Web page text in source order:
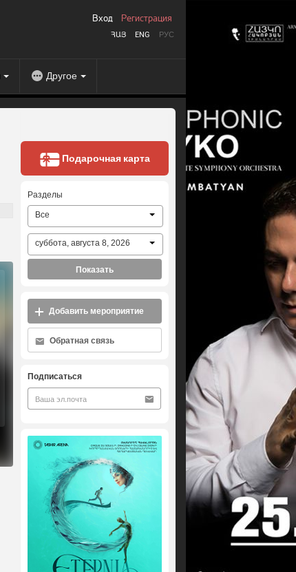
ՀԱՅ ENG РУС
Вход Регистрация
Другое
Подарочная карта
Разделы
Все
суббота, августа 8, 2026
Показать
Добавить мероприятие
Обратная связь
Подписаться